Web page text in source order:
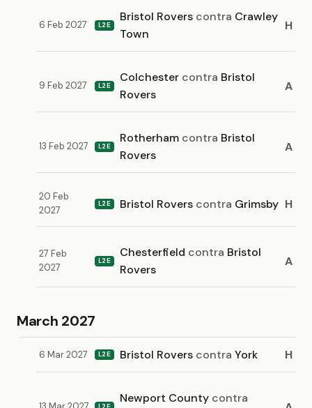
6 Feb 2027 L2E
Bristol Rovers contra Crawley
Town
H
9 Feb 2027 L2E
Colchester contra Bristol
Rovers
A
13 Feb 2027 L2E
Rotherham contra Bristol
Rovers
A
20 Feb
2027
L2E Bristol Rovers contra Grimsby H
27 Feb
2027
L2E
Chesterfield contra Bristol
Rovers
A
March 2027
6 Mar 2027 L2E Bristol Rovers contra York H
L2E
Newport County contra